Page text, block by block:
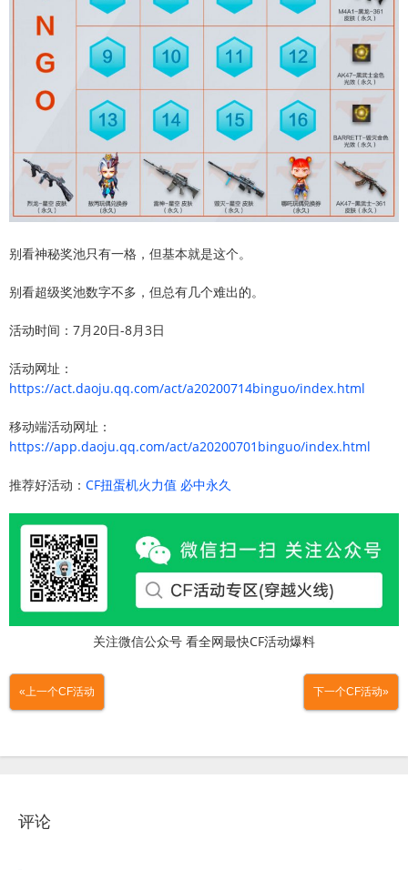
别看神秘奖池只有一格，但基本就是这个。
别看超级奖池数字不多，但总有几个难出的。
活动时间：7月20日-8月3日
活动网址：
https://act.daoju.qq.com/act/a20200714binguo/index.html
移动端活动网址：
https://app.daoju.qq.com/act/a20200701binguo/index.html
推荐好活动： CF扭蛋机火力值 必中永久
关注微信公众号 看全网最快CF活动爆料
«上一个CF活动 下一个CF活动»
评论